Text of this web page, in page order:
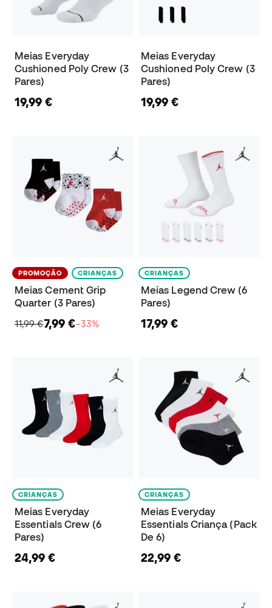
Meias Everyday
Cushioned Poly Crew (3
Pares)
19,99 €
Meias Everyday
Cushioned Poly Crew (3
Pares)
19,99 €
PROMOÇÃO CRIANÇAS
Meias Cement Grip
Quarter (3 Pares)
11,99 €7,99 €−33%
CRIANÇAS
Meias Legend Crew (6
Pares)
17,99 €
CRIANÇAS
Meias Everyday
Essentials Crew (6
Pares)
24,99 €
CRIANÇAS
Meias Everyday
Essentials Criança (Pack
De 6)
22,99 €